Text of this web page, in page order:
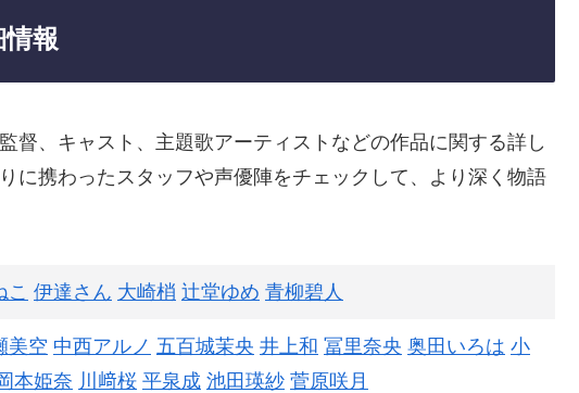
報
督、キャスト、主題歌アーティストなどの作品に関する詳し
に携わったスタッフや声優陣をチェックして、より深く物語
こ 伊達さん 大崎梢 辻堂ゆめ 青柳碧人
美空 中西アルノ 五百城茉央 井上和 冨里奈央 奥田いろは 小
本姫奈 川﨑桜 平泉成 池田瑛紗 菅原咲月